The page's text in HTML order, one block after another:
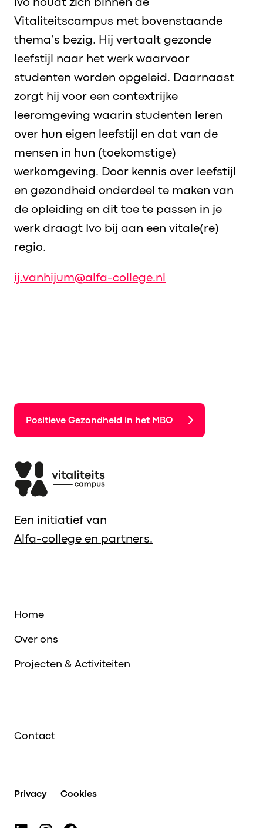
Ivo houdt zich binnen de
Vitaliteitscampus met bovenstaande
thema’s bezig. Hij vertaalt gezonde
leefstijl naar het werk waarvoor
studenten worden opgeleid. Daarnaast
zorgt hij voor een contextrijke
leeromgeving waarin studenten leren
over hun eigen leefstijl en dat van de
mensen in hun (toekomstige)
werkomgeving. Door kennis over leefstijl
en gezondheid onderdeel te maken van
de opleiding en dit toe te passen in je
werk draagt Ivo bij aan een vitale(re)
regio.
ij.vanhijum@alfa-college.nl
Positieve Gezondheid in het MBO
Een initiatief van
Alfa-college en partners.
Home
Over ons
Projecten & Activiteiten
Contact
Privacy Cookies